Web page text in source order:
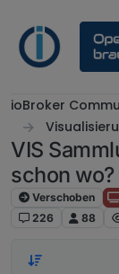
ioBroker
VIS
schon wo?
Verschoben
226
88